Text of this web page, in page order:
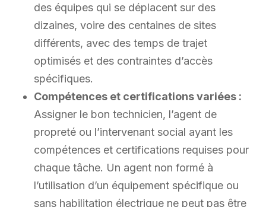
des équipes qui se déplacent sur des
dizaines, voire des centaines de sites
différents, avec des temps de trajet
optimisés et des contraintes d’accès
spécifiques.
Compétences et certifications variées :
Assigner le bon technicien, l’agent de
propreté ou l’intervenant social ayant les
compétences et certifications requises pour
chaque tâche. Un agent non formé à
l’utilisation d’un équipement spécifique ou
sans habilitation électrique ne peut pas être